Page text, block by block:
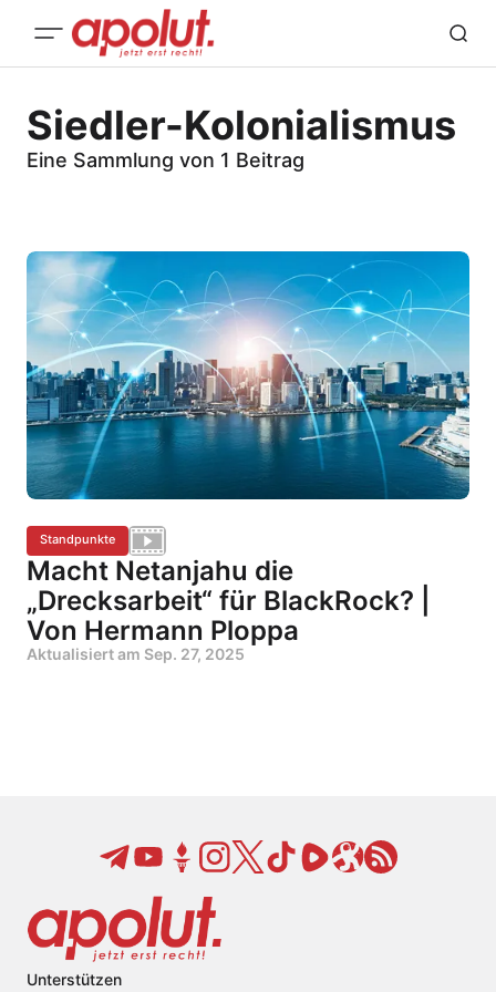
Siedler-Kolonialismus
Eine Sammlung von 1 Beitrag
Standpunkte
Macht Netanjahu die
„Drecksarbeit“ für BlackRock? |
Von Hermann Ploppa
Aktualisiert am Sep. 27, 2025
Unterstützen